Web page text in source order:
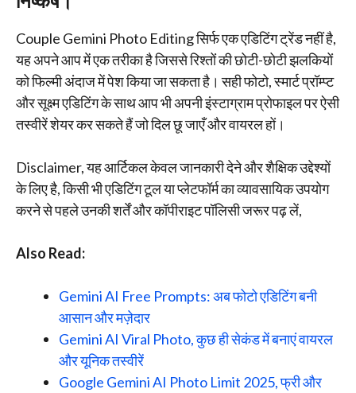
Couple Gemini Photo Editing सिर्फ एक एडिटिंग ट्रेंड नहीं है,
यह अपने आप में एक तरीका है जिससे रिश्तों की छोटी-छोटी झलकियों
को फिल्मी अंदाज में पेश किया जा सकता है। सही फोटो, स्मार्ट प्रॉम्प्ट
और सूक्ष्म एडिटिंग के साथ आप भी अपनी इंस्टाग्राम प्रोफाइल पर ऐसी
तस्वीरें शेयर कर सकते हैं जो दिल छू जाएँ और वायरल हों।
Disclaimer, यह आर्टिकल केवल जानकारी देने और शैक्षिक उद्देश्यों
के लिए है, किसी भी एडिटिंग टूल या प्लेटफॉर्म का व्यावसायिक उपयोग
करने से पहले उनकी शर्तें और कॉपीराइट पॉलिसी जरूर पढ़ लें,
Also Read:
Gemini AI Free Prompts: अब फोटो एडिटिंग बनी
आसान और मज़ेदार
Gemini AI Viral Photo, कुछ ही सेकंड में बनाएं वायरल
और यूनिक तस्वीरें
Google Gemini AI Photo Limit 2025, फ्री और